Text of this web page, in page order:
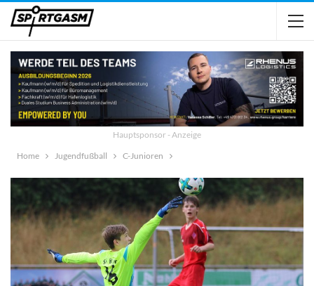
Hauptsponsor - Anzeige
Home
Jugendfußball C-Junioren